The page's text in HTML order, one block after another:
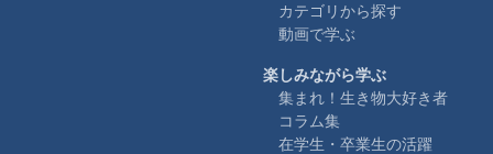
カテゴリから探す
動画で学ぶ
楽しみながら学ぶ
集まれ！生き物大好き者
コラム集
在学生・卒業生の活躍